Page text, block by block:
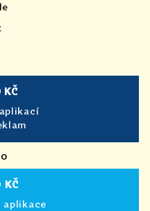
KČ
KČ
aplikace